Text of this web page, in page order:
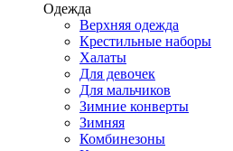
Одежда
Верхняя одежда
Крестильные наборы
Халаты
Для девочек
Для мальчиков
Зимние конверты
Зимняя
Комбинезоны